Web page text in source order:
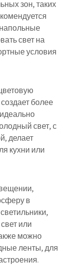
зон, таких
свет на
условия
более
свет, с
делает
кухни или
в
или
можно
ленты, для